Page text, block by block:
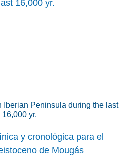
Iberian Peninsula during the last
16,000 yr.